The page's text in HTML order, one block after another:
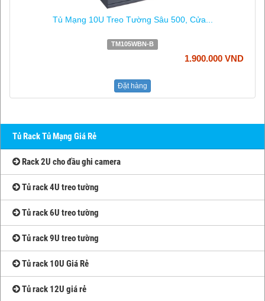
Tủ Mạng 10U Treo Tường Sâu 500, Cửa...
TM105WBN-B
1.900.000 VND
Đặt hàng
Tủ Rack Tủ Mạng Giá Rẻ
Rack 2U cho đầu ghi camera
Tủ rack 4U treo tường
Tủ rack 6U treo tường
Tủ rack 9U treo tường
Tủ rack 10U Giá Rẻ
Tủ rack 12U giá rẻ